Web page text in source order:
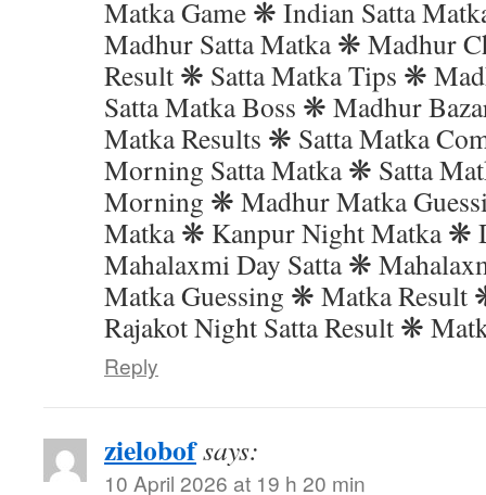
Matka Game ❋ Indian Satta
Madhur Satta Matka ❋ Madhur
Result ❋ Satta Matka Tips ❋
Satta Matka Boss ❋ Madhur
Matka Results ❋ Satta Matka
Morning Satta Matka ❋ Satta
Morning ❋ Madhur Matka
Matka ❋ Kanpur Night Matka ❋
Mahalaxmi Day Satta ❋
Matka Guessing ❋ Matka
Rajakot Night Satta Result ❋
Reply
zielobofsays:
10 April 2026 at 19 h 20 min